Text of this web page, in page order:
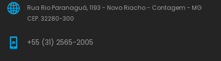
Rua Rio Paranaguá, 1193 - Novo Riacho - Contagem - MG
CEP. 32280-300
+55 (31) 2565-2005